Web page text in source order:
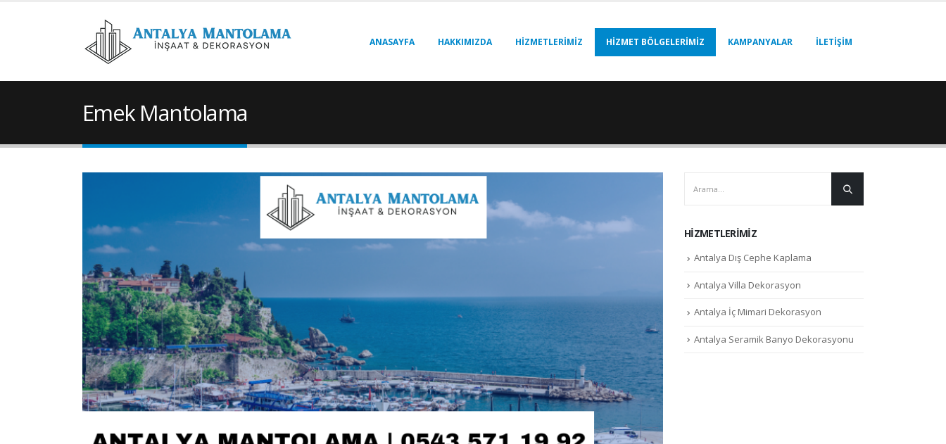
ANASAYFA HAKKIMIZDA HIZMETLERIMIZ HIZMET BÖLGELERIMIZ KAMPANYALAR İLETIŞIM
Emek Mantolama
HIZMETLERIMIZ
Antalya Dış Cephe Kaplama
Antalya Villa Dekorasyon
Antalya İç Mimari Dekorasyon
Antalya Seramik Banyo Dekorasyonu